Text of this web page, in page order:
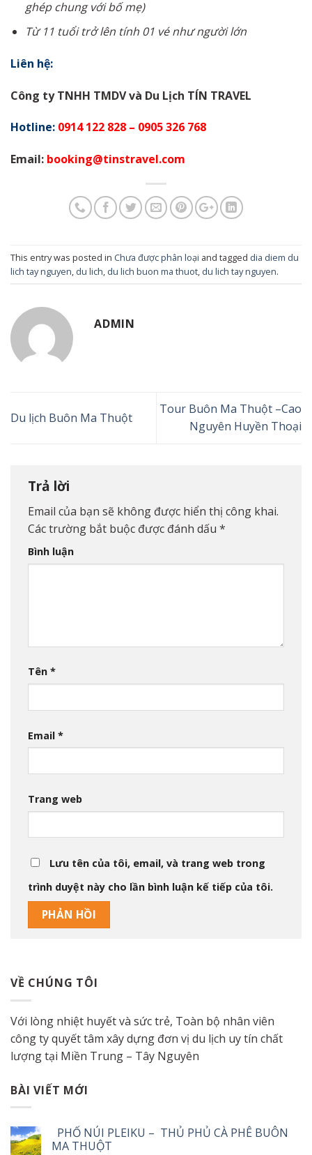
ghép chung với bố mẹ)
Từ 11 tuổi trở lên tính 01 vé như người lớn
Liên hệ:
Công ty TNHH TMDV và Du Lịch TÍN TRAVEL
Hotline: 0914 122 828 – 0905 326 768
Email: booking@tinstravel.com
This entry was posted in Chưa được phân loại and tagged dia diem du
lich tay nguyen du lich du lich buon ma thuot du lich tay nguyen.
ADMIN
Du lịch Buôn Ma Thuột
Tour Buôn Ma Thuột –Cao
Nguyên Huyền Thoại
Trả lời
Email của bạn sẽ không được hiển thị công khai.
Các trường bắt buộc được đánh dấu *
Bình luận
Tên *
Email *
Trang web
Lưu tên của tôi, email, và trang web trong
trình duyệt này cho lần bình luận kế tiếp của tôi.
VỀ CHÚNG TÔI
Với lòng nhiệt huyết và sức trẻ, Toàn bộ nhân viên
công ty quyết tâm xây dựng đơn vị du lịch uy tín chất
lượng tại Miền Trung – Tây Nguyên
BÀI VIẾT MỚI
PHỐ NÚI PLEIKU – THỦ PHỦ CÀ PHÊ BUÔN
MA THUỘT